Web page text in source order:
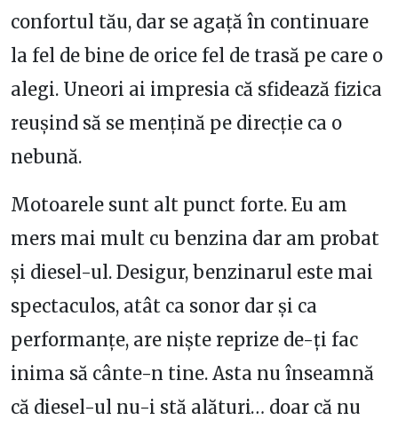
confortul tău, dar se agață în continuare
la fel de bine de orice fel de trasă pe care o
alegi. Uneori ai impresia că sfidează fizica
reușind să se mențină pe direcție ca o
nebună.
Motoarele sunt alt punct forte. Eu am
mers mai mult cu benzina dar am probat
și diesel-ul. Desigur, benzinarul este mai
spectaculos, atât ca sonor dar și ca
performanțe, are niște reprize de-ți fac
inima să cânte-n tine. Asta nu înseamnă
că diesel-ul nu-i stă alături… doar că nu